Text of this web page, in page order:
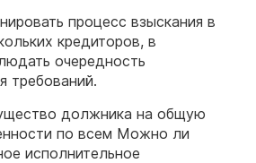
процесс взыскания в
кредиторов, в
очередность
требований.
должника на общую
по всем Можно ли
исполнительное